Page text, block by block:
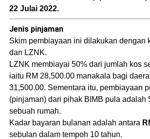
22 Julai 2022.
Jenis pinjaman
Skim pembiayaan ini dilakukan dengan
dan LZNK.
LZNK membiayai 50% dari jumlah kos
iaitu RM 28,500.00 manakala bagi
31,500.00. Sementara itu, pembiayaan
(pinjaman) dari pihak BIMB pula adalah
sebuah rumah.
Kadar bayaran bulanan adalah antara
sebulan dalam tempoh 10 tahun.